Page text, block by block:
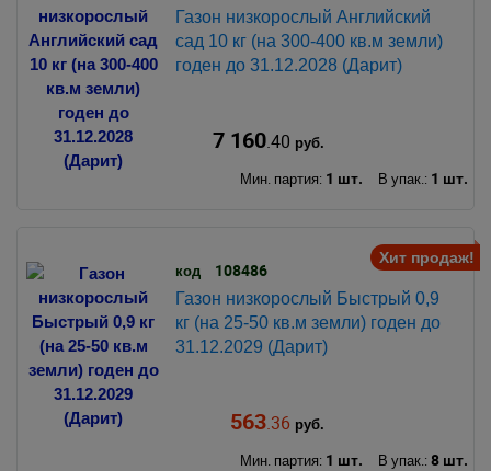
Газон низкорослый Английский
сад 10 кг (на 300-400 кв.м земли)
годен до 31.12.2028 (Дарит)
7 160.40 руб.
Мин. партия: 1 шт. В упак.: 1 шт.
Хит продаж!
код 108486
Газон низкорослый Быстрый 0,9
кг (на 25-50 кв.м земли) годен до
31.12.2029 (Дарит)
563.36 руб.
Мин. партия: 1 шт. В упак.: 8 шт.